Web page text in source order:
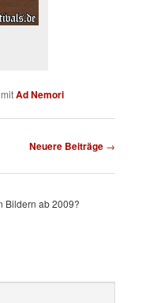
Ad Nemori
Neuere Beiträge →
Bildern ab 2009?